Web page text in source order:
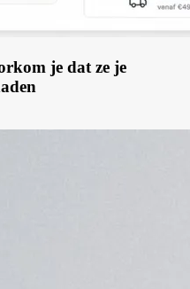
je dat ze je